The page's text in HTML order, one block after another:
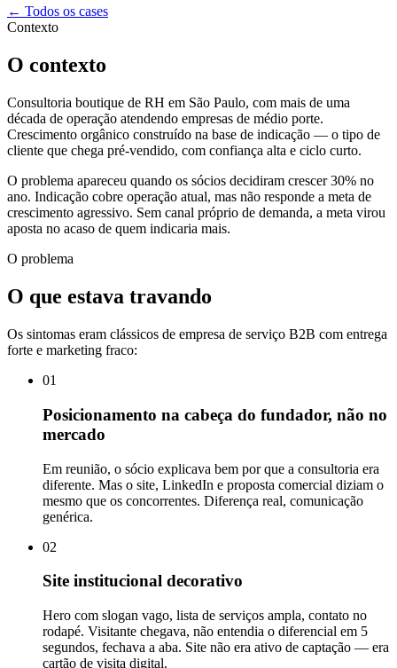
← Todos os cases
Contexto
O contexto
Consultoria boutique de RH em São Paulo, com mais de uma
década de operação atendendo empresas de médio porte.
Crescimento orgânico construído na base de indicação — o tipo de
cliente que chega pré-vendido, com confiança alta e ciclo curto.
O problema apareceu quando os sócios decidiram crescer 30% no
ano. Indicação cobre operação atual, mas não responde a meta de
crescimento agressivo. Sem canal próprio de demanda, a meta virou
aposta no acaso de quem indicaria mais.
O problema
O que estava travando
Os sintomas eram clássicos de empresa de serviço B2B com entrega
forte e marketing fraco:
01
Posicionamento na cabeça do fundador, não no
mercado
Em reunião, o sócio explicava bem por que a consultoria era
diferente. Mas o site, LinkedIn e proposta comercial diziam o
mesmo que os concorrentes. Diferença real, comunicação
genérica.
02
Site institucional decorativo
Hero com slogan vago, lista de serviços ampla, contato no
rodapé. Visitante chegava, não entendia o diferencial em 5
segundos, fechava a aba. Site não era ativo de captação — era
cartão de visita digital.